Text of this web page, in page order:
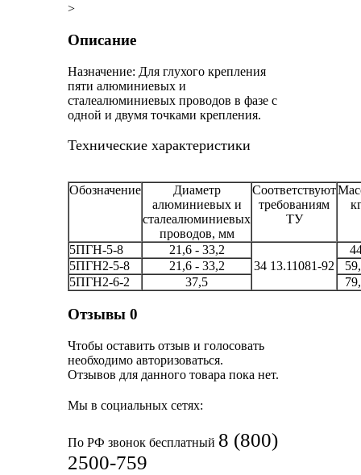
>
Описание
Назначение: Для глухого крепления
пяти алюминиевых и
сталеалюминиевых проводов в фазе с
одной и двумя точками крепления.
Технические характеристики
Обозначение
Диаметр
алюминиевых и
сталеалюминиевых
проводов, мм
Соответствуют
требованиям
ТУ
5ПГН-5-8
21,6 - 33,2
34 13.11081-92
5ПГН2-5-8
21,6 - 33,2
5ПГН2-6-2
37,5
Отзывы 0
Чтобы оcтавить отзыв и голосовать
необходимо авторизоваться.
Отзывов для данного товара пока нет.
Мы в социальных сетях:
По РФ звонок бесплатный 8 (800)
2500-759